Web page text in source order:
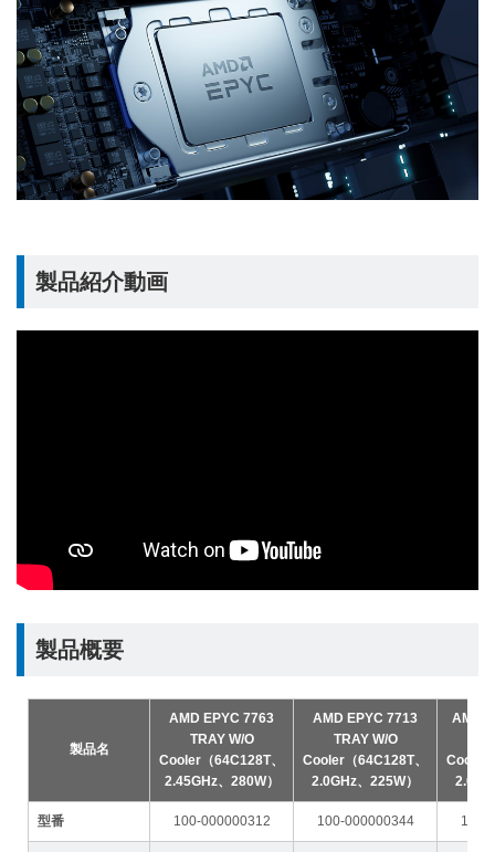
製品紹介動画
製品概要
製品名
AMD EPYC 7763
TRAY W/O
Cooler（64C128T、
2.45GHz、280W）
AMD EPYC 7713
TRAY W/O
Cooler（64C128T、
2.0GHz、225W）
AMD
Cooler
型番 100-000000312 100-000000344 100-